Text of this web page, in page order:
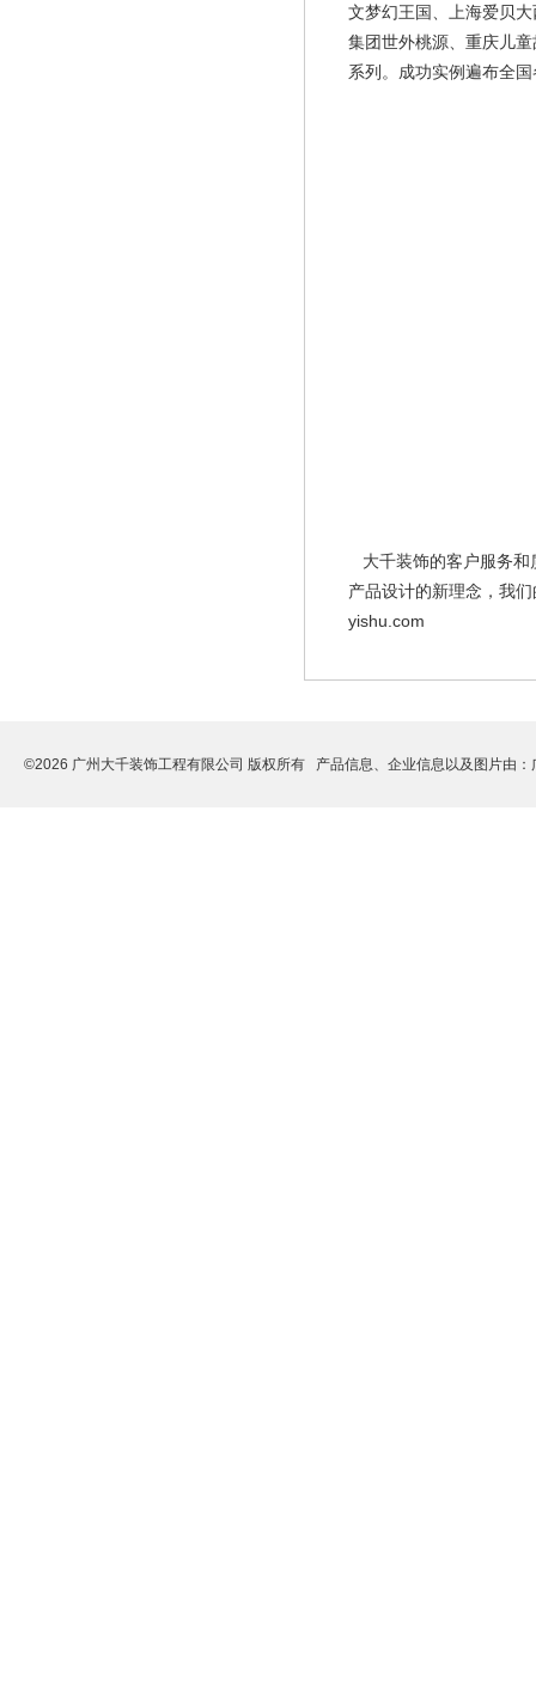
文梦幻王国、上海爱贝
集团世外桃源、重庆儿
系列。成功实例遍布全
大千装饰的客户服务和
产品设计的新理念，我
yishu.com
©2026 广州大千装饰工程有限公司 版权所有 产品信息、企业信息以及图片由